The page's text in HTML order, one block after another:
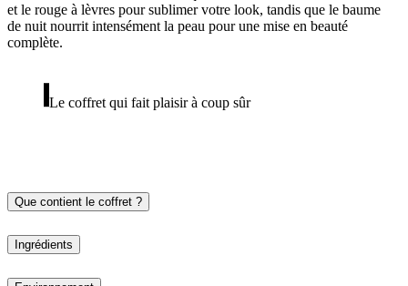
et le rouge à lèvres pour sublimer votre look, tandis que le baume
de nuit nourrit intensément la peau pour une mise en beauté
complète.
Le coffret qui fait plaisir à coup sûr
Que contient le coffret ?
Ingrédients